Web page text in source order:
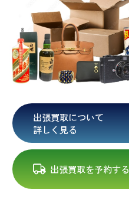
出張買取について
詳しく見る
出張買取を予約する